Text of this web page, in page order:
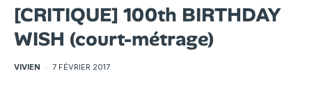
[CRITIQUE] 100th BIRTHDAY
WISH (court-métrage)
VIVIEN · 7 FÉVRIER 2017